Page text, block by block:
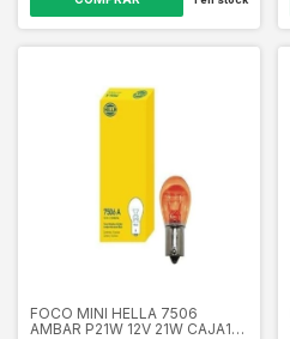
FOCO MINI HELLA 7506
AMBAR P21W 12V 21W CAJA10